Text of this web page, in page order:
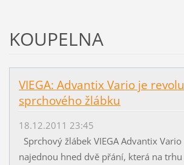
KOUPELNA
VIEGA: Advantix Vario je
sprchového žlábku
18.12.2011 23:45
Sprchový žlábek VIEGA Advantix
najednou hned dvě přání, která na